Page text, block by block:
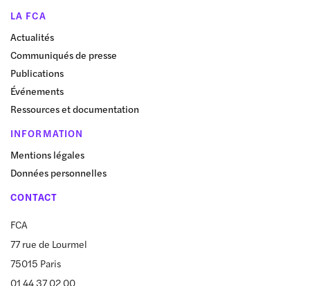
LA FCA
Actualités
Communiqués de presse
Publications
Événements
Ressources et documentation
INFORMATION
Mentions légales
Données personnelles
CONTACT
FCA
77 rue de Lourmel
75015 Paris
01 44 37 02 00